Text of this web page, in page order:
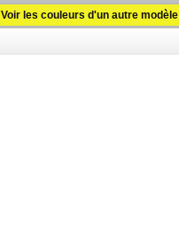
Voir les couleurs d'un autre modèle